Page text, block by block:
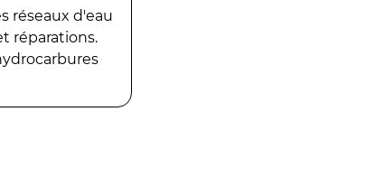
réseaux d'eau
réparations.